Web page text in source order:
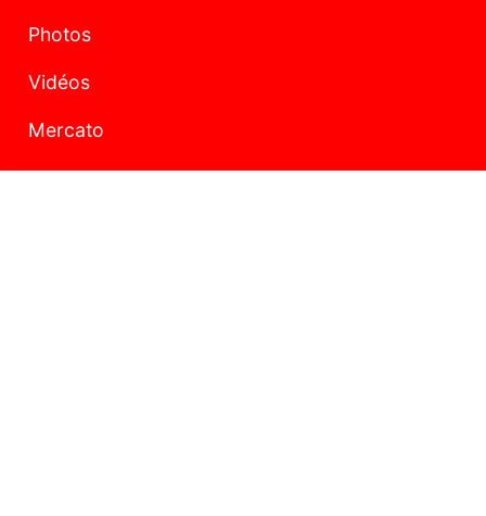
Photos
Vidéos
Mercato